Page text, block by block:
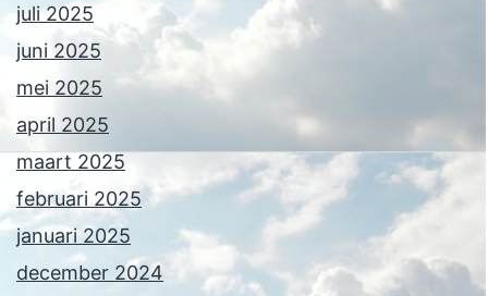
juli 2025
juni 2025
mei 2025
april 2025
maart 2025
februari 2025
januari 2025
december 2024